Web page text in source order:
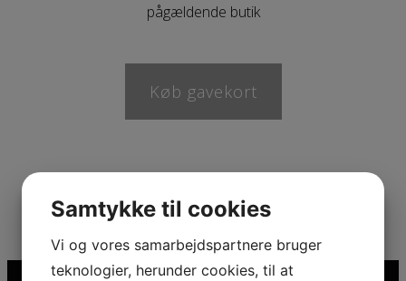
pågældende butik
Køb gavekort
Samtykke til cookies
Vi og vores samarbejdspartnere bruger
teknologier, herunder cookies, til at